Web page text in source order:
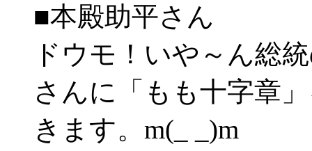
■本殿助平さん
ドウモ！いや～ん総
さんに「もも十字章
きます。m(_ _)m